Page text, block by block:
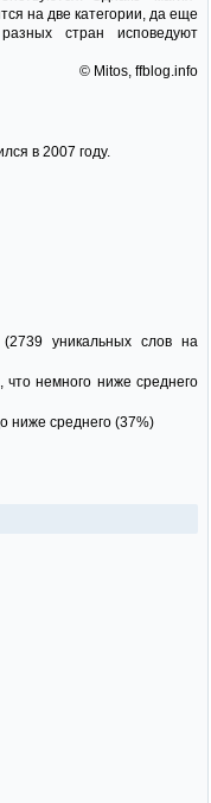
на две категории, да еще
стран исповедуют
© Mitos, ffblog.info
в 2007 году.
уникальных слов на
немного ниже среднего
ниже среднего (37%)